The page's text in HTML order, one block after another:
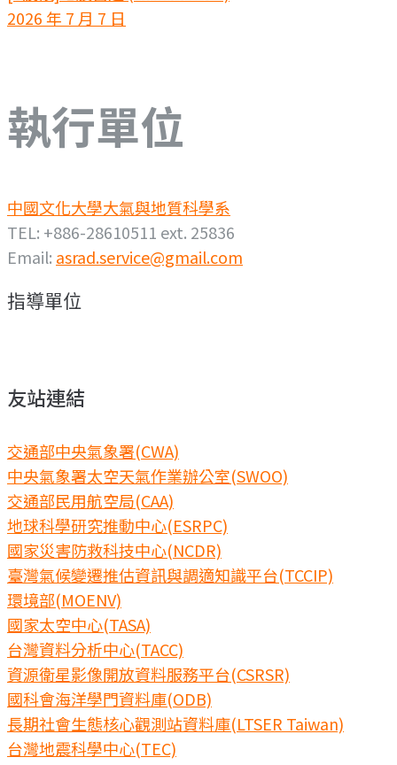
2026 年 7 月 7 日
執行單位
中國文化大學大氣與地質科學系
TEL: +886-28610511 ext. 25836
Email: asrad.service@gmail.com
指導單位
友站連結
交通部中央氣象署(CWA)
中央氣象署太空天氣作業辦公室(SWOO)
交通部民用航空局(CAA)
地球科學研究推動中心(ESRPC)
國家災害防救科技中心(NCDR)
臺灣氣候變遷推估資訊與調適知識平台(TCCIP)
環境部(MOENV)
國家太空中心(TASA)
台灣資料分析中心(TACC)
資源衛星影像開放資料服務平台(CSRSR)
國科會海洋學門資料庫(ODB)
長期社會生態核心觀測站資料庫(LTSER Taiwan)
台灣地震科學中心(TEC)